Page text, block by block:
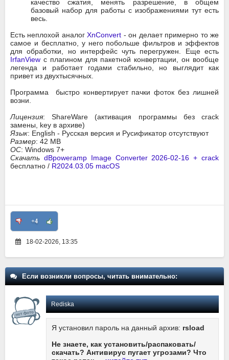
качество сжатия, менять разрешение, в общем
базовый набор для работы с изображениями тут есть
весь.
Есть неплохой аналогXnConvert - он делает примерно то же
самое и бесплатно, у него побольше фильтров и эффектов
для обработки, но интерфейс чуть перегружен. Еще есть
IrfanView с плагином для пакетной конвертации, он вообще
легенда и работает годами стабильно, но выглядит как
привет из двухтысячных.
Программа быстро конвертирует пачки фоток без лишней
возни.
Лицензия: ShareWare (активация программы без crack
замены, key в архиве)
Язык: English - Русская версия и Русификатор отсутствуют
Размер: 42 MB
ОС: Windows 7+
Скачать dBpoweramp Image Converter 2026-02-16 + crack
бесплатно / R2024.03.05 macOS
+4
18-02-2026, 13:35
Если возникли вопросы, читать внимательно:
Rediska
Я установил пароль на данный архив: rsload
Не знаете, как установить/распаковать/
скачать? Антивирус пугает угрозами? Что